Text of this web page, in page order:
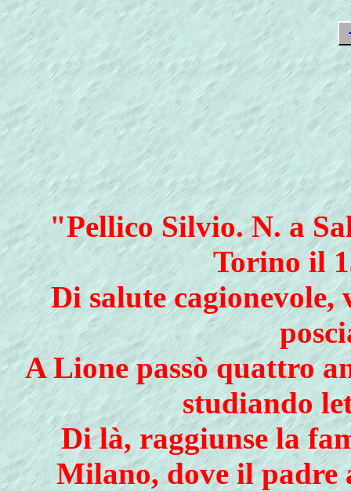
"Pellico Silvio. N. a
Torino il
Di salute
A Lione passò quattro
studiando
Di là, raggiunse la
Milano, dove il padre